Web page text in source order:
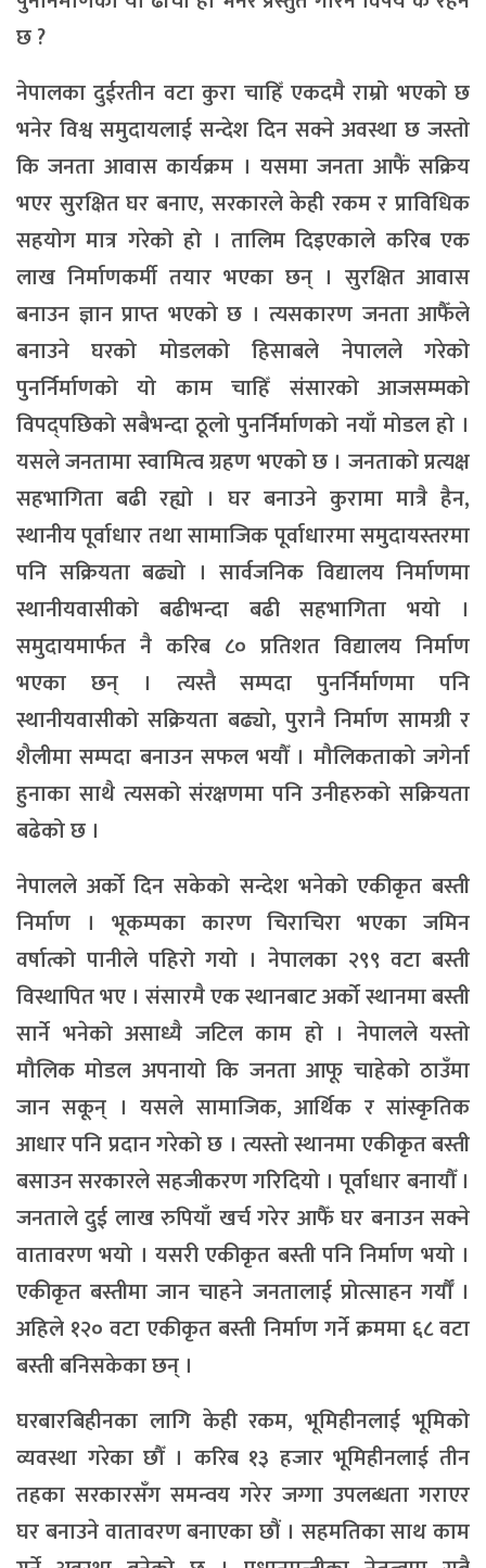
छ ?
नेपालका दुईरतीन वटा कुरा चाहिँ एकदमै राम्रो भएको छ
भनेर विश्व समुदायलाई सन्देश दिन सक्ने अवस्था छ जस्तो
कि जनता आवास कार्यक्रम । यसमा जनता आफैं सक्रिय
भएर सुरक्षित घर बनाए, सरकारले केही रकम र प्राविधिक
सहयोग मात्र गरेको हो । तालिम दिइएकाले करिब एक
लाख निर्माणकर्मी तयार भएका छन् । सुरक्षित आवास
बनाउन ज्ञान प्राप्त भएको छ । त्यसकारण जनता आफैँले
बनाउने घरको मोडलको हिसाबले नेपालले गरेको
पुनर्निर्माणको यो काम चाहिँ संसारको आजसम्मको
विपद्पछिको सबैभन्दा ठूलो पुनर्निर्माणको नयाँ मोडल हो ।
यसले जनतामा स्वामित्व ग्रहण भएको छ । जनताको प्रत्यक्ष
सहभागिता बढी रह्यो । घर बनाउने कुरामा मात्रै हैन,
स्थानीय पूर्वाधार तथा सामाजिक पूर्वाधारमा समुदायस्तरमा
पनि सक्रियता बढ्यो । सार्वजनिक विद्यालय निर्माणमा
स्थानीयवासीको बढीभन्दा बढी सहभागिता भयो ।
समुदायमार्फत नै करिब ८० प्रतिशत विद्यालय निर्माण
भएका छन् । त्यस्तै सम्पदा पुनर्निर्माणमा पनि
स्थानीयवासीको सक्रियता बढ्यो, पुरानै निर्माण सामग्री र
शैलीमा सम्पदा बनाउन सफल भयौँ । मौलिकताको जगेर्ना
हुनाका साथै त्यसको संरक्षणमा पनि उनीहरुको सक्रियता
बढेको छ ।
नेपालले अर्को दिन सकेको सन्देश भनेको एकीकृत बस्ती
निर्माण । भूकम्पका कारण चिराचिरा भएका जमिन
वर्षात्को पानीले पहिरो गयो । नेपालका २९९ वटा बस्ती
विस्थापित भए । संसारमै एक स्थानबाट अर्को स्थानमा बस्ती
सार्ने भनेको असाध्यै जटिल काम हो । नेपालले यस्तो
मौलिक मोडल अपनायो कि जनता आफू चाहेको ठाउँमा
जान सकून् । यसले सामाजिक, आर्थिक र सांस्कृतिक
आधार पनि प्रदान गरेको छ । त्यस्तो स्थानमा एकीकृत बस्ती
बसाउन सरकारले सहजीकरण गरिदियो । पूर्वाधार बनायौँ ।
जनताले दुई लाख रुपियाँ खर्च गरेर आफैँ घर बनाउन सक्ने
वातावरण भयो । यसरी एकीकृत बस्ती पनि निर्माण भयो ।
एकीकृत बस्तीमा जान चाहने जनतालाई प्रोत्साहन गर्यौँ ।
अहिले १२० वटा एकीकृत बस्ती निर्माण गर्ने क्रममा ६८ वटा
बस्ती बनिसकेका छन् ।
घरबारबिहीनका लागि केही रकम, भूमिहीनलाई भूमिको
व्यवस्था गरेका छौँ । करिब १३ हजार भूमिहीनलाई तीन
तहका सरकारसँग समन्वय गरेर जग्गा उपलब्धता गराएर
घर बनाउने वातावरण बनाएका छौं । सहमतिका साथ काम